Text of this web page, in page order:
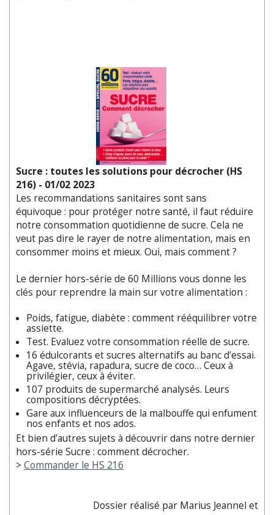
Sucre : toutes les solutions pour décrocher (HS
216) - 01/02 2023
Les recommandations sanitaires sont sans
équivoque : pour protéger notre santé, il faut réduire
notre consommation quotidienne de sucre. Cela ne
veut pas dire le rayer de notre alimentation, mais en
consommer moins et mieux. Oui, mais comment ?
Le dernier hors-série de 60 Millions vous donne les
clés pour reprendre la main sur votre alimentation :
Poids, fatigue, diabète : comment rééquilibrer votre
assiette.
Test. Evaluez votre consommation réelle de sucre.
16 édulcorants et sucres alternatifs au banc d’essai.
Agave, stévia, rapadura, sucre de coco… Ceux à
privilégier, ceux à éviter.
107 produits de supermarché analysés. Leurs
compositions décryptées.
Gare aux influenceurs de la malbouffe qui enfument
nos enfants et nos ados.
Et bien d’autres sujets à découvrir dans notre dernier
hors-série Sucre : comment décrocher.
> Commander le HS 216
Dossier réalisé par Marius Jeannel et